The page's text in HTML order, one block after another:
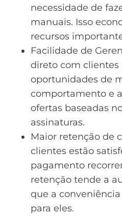
necessidade de
manuais. Isso
recursos
Facilidade de
direto com
oportunidades de
comportamento e
ofertas baseadas
assinaturas.
Maior retenção de
clientes estão
pagamento
retenção tende a
que a
para eles.